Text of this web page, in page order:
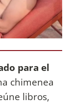
para el
chimenea
libros,